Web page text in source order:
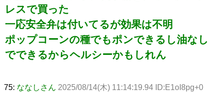
レスで買った
一応安全弁は付いてるが効果は不明
ポップコーンの種でもポンできるし油なし
でできるからヘルシーかもしれん
75: ななしさん 2025/08/14(木) 11:14:19.94 ID:E1oI8pg+0